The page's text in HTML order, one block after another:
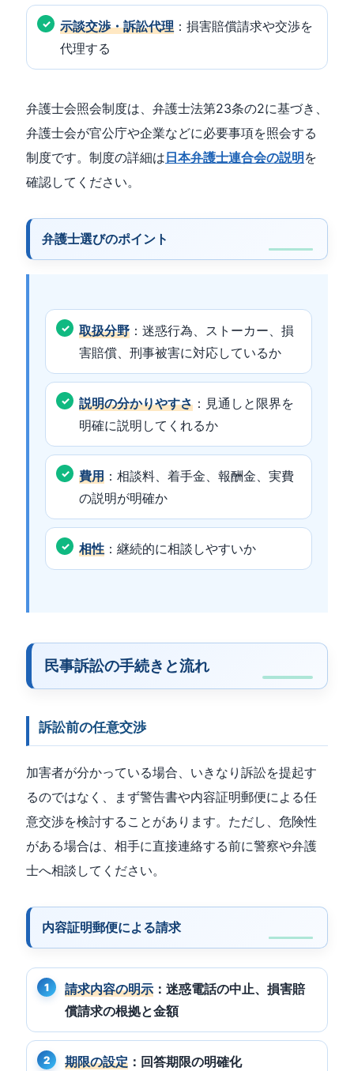
示談交渉・訴訟代理 ：損害賠償請求や交渉を
代理する
弁護士会照会制度は、弁護士法第23条の2に基づき、
弁護士会が官公庁や企業などに必要事項を照会する
制度です。制度の詳細は 日本弁護士連合会の説明 を
確認してください。
弁護士選びのポイント
取扱分野 ：迷惑行為、ストーカー、損
害賠償、刑事被害に対応しているか
説明の分かりやすさ ：見通しと限界を
明確に説明してくれるか
費用 ：相談料、着手金、報酬金、実費
の説明が明確か
相性 ：継続的に相談しやすいか
民事訴訟の手続きと流れ
訴訟前の任意交渉
加害者が分かっている場合、いきなり訴訟を提起す
るのではなく、まず警告書や内容証明郵便による任
意交渉を検討することがあります。ただし、危険性
がある場合は、相手に直接連絡する前に警察や弁護
士へ相談してください。
内容証明郵便による請求
請求内容の明示 ：迷惑電話の中止、損害賠
償請求の根拠と金額
期限の設定 ：回答期限の明確化